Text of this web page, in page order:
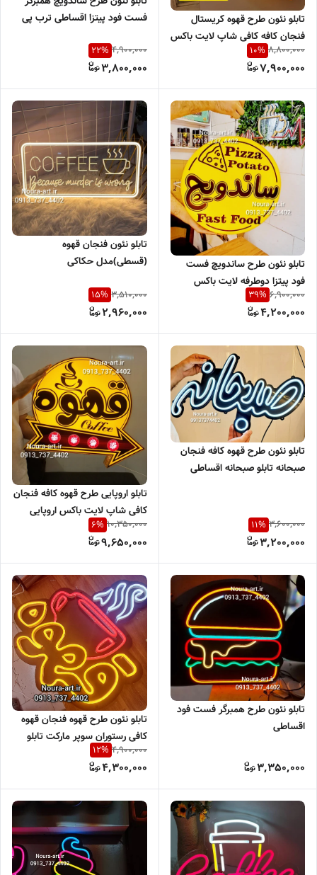
تابلو نئون طرح قهوه کریستال
فنجان کافه کافی شاپ لایت باکس
قهوه ضد آب اقساطی
8,800,000
10%
7,900,000
فست فود پیتزا اقساطی ترب پی
4,900,000
22%
3,800,000
تابلو نئون طرح ساندویچ فست
فود پیتزا دوطرفه لایت باکس
اقساطی
6,900,000
39%
4,200,000
تابلو نئون فنجان قهوه
(قسطی)مدل حکاکی
3,510,000
15%
2,960,000
تابلو نئون طرح قهوه کافه فنجان
صبحانه تابلو صبحانه اقساطی
3,600,000
11%
3,200,000
تابلو اروپایی طرح قهوه کافه فنجان
کافی شاپ لایت باکس اروپایی
چنلیوم ضد آب اقساطی
10,350,000
6%
9,650,000
تابلو نئون طرح همبرگر فست فود
اقساطی
3,350,000
تابلو نئون طرح قهوه فنجان قهوه
کافی رستوران سوپر مارکت تابلو
نعون فنجان بدون آدابتور
4,900,000
12%
4,300,000